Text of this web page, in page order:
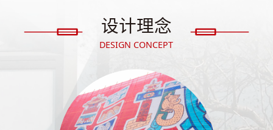
设计理念
DESIGN CONCEPT